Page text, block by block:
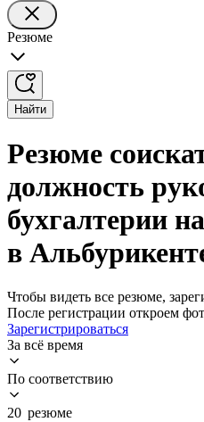
Резюме
Найти
Резюме
должность
бухгалтерии
в
Чтобы видеть все резюме,
После регистрации откроем
Зарегистрироваться
За всё время
По соответствию
20 резюме